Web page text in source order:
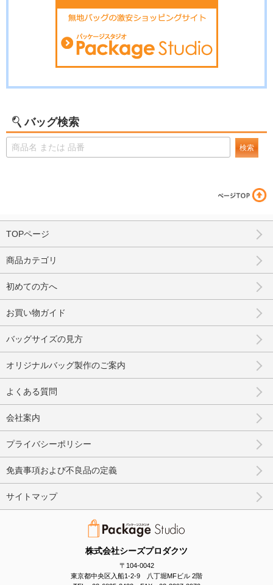
バッグ検索
検索
株式会社シーズプロダクツ
〒104-0042
東京都中央区入船1-2-9 八丁堀MFビル 2階
TOPページ
商品カテゴリ
初めての方へ
お買い物ガイド
バッグサイズの見方
オリジナルバッグ製作のご案内
よくある質問
会社案内
プライバシーポリシー
免責事項および不良品の定義
サイトマップ